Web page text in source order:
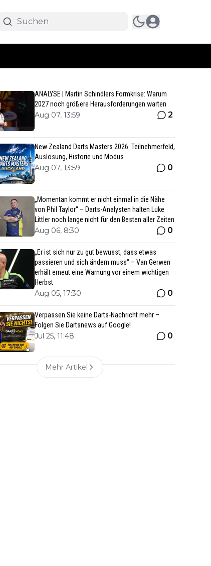
ANALYSE | Martin Schindlers Formkrise: Warum
2027 noch größere Herausforderungen warten
Aug 07, 13:59 2
New Zealand Darts Masters 2026: Teilnehmerfeld,
Auslosung, Historie und Modus
Aug 07, 13:59 0
„Momentan kommt er nicht einmal in die Nähe
von Phil Taylor“ – Darts-Analysten halten Luke
Littler noch lange nicht für den Besten aller Zeiten
Aug 06, 8:30 0
„Er ist sich nur zu gut bewusst, dass etwas
passieren und sich ändern muss“ – Van Gerwen
erhält erneut eine Warnung vor einem wichtigen
Herbst
Aug 05, 17:30 0
Verpassen Sie keine Darts-Nachricht mehr –
Folgen Sie Dartsnews auf Google!
Jul 25, 11:48 0
Mehr Artikel